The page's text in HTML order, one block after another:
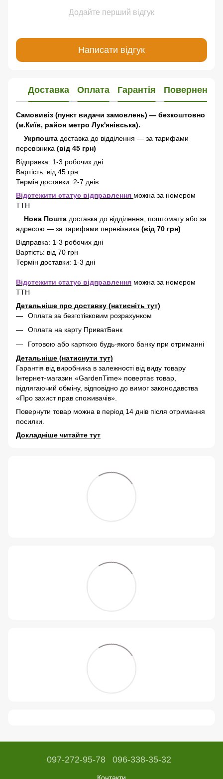
Додайте перший відгук
Написати відгук
Доставка Оплата Гарантія Повернення
Самовивіз (пункт видачи замовлень) — безкоштовно
(м.Київ, район метро Лук'янівська).
Укрпошта доставка до відділення — за тарифами
перевізника (від 45 грн)
Відправка: 1-3 робочих дні
Вартість: від 45 грн
Термін доставки: 2-7 днів
Відстежити статус відправлення можна за номером
ТТН
Нова Пошта доставка до відділення, поштомату або за
адресою — за тарифами перевізника (від 70 грн)
Відправка: 1-3 робочих дні
Вартість: від 70 грн
Термін доставки: 1-3 дні
Відстежити статус відправлення можна за номером
ТТН
Детальніше про доставку (натисніть тут)
Оплата за безготівковим розрахунком
Оплата на карту ПриватБанк
Готовою або карткою будь-якого банку при отриманні
Детальніше (натиснути тут)
Гарантія від виробника в залежності від виду товару
Інтернет-магазин «GardenTime» повертає товар,
підлягаючий обміну, відповідно до вимог законодавства
«Про захист прав споживачів».
Повернути товар можна в період 14 днів після отримання
посилки.
Докладніше читайте тут
097-272-95-78 096-338-35-32